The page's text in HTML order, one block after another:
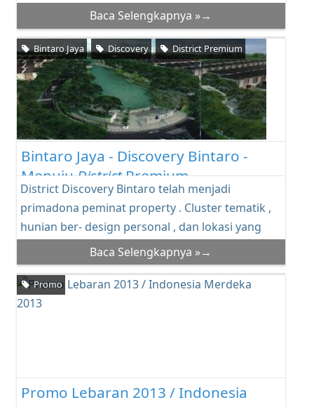
warga. Pengelola Kaw...Baca Selengkapnya »→
Bintaro Jaya - Discovery Bintaro -
MenujuDistrictPremium
Bintaro Jaya Discovery District Premium
District Discovery Bintaro telah menjadi
primadona peminat property . Cluster tematik ,
hunian ber- design personal , dan lokasi yang
Baca Selengkapnya »→
Promo Lebaran 2013 / Indonesia
Promo